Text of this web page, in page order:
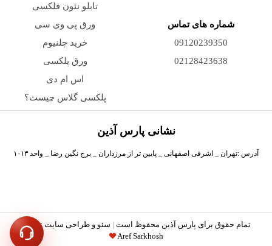
شماره های تماس
09120239350
02128423638
تابلو نئون فلکسی
ورق پی وی سی
خرید چلنیوم
ورق پلکسی
اس ام دی
پلکسی گلاس چیست؟
نشانی پارس آذین
آدرس :تهران _ اشرفی اصفهانی _ پایین تر از مرزداران _ برج نگین رضا _ واحد ۱۰۱۳
تمام حقوق برای پارس آذین محفوظ است | سئو و طراحی سایت توسط
Aref Sarkhosh